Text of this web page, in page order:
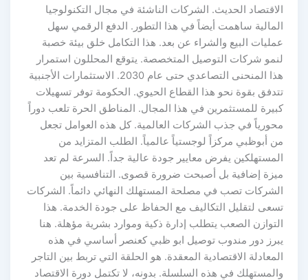
الاقتصاد الحديث. الشركات الناشئة في مجال التكنولوجيا
المالية ساهمت أيضاً في هذا التطور. الدفع الرقمي سهل
عمليات البيع والشراء عن بعد. هذا التكامل خلق بيئة خصبة
لنمو شركات التوصيل المتخصصة. يتوقع المحللون استمرار
هذا المنحنى التصاعدي حتى عام 2030. الاستثمارات الأجنبية
تتدفق بقوة نحو هذا القطاع الحيوي. الحكومة توفر تسهيلات
كبيرة للمستثمرين في هذا المجال. المناطق الحرة تلعب دوراً
محورياً في جذب الشركات العالمية. كل هذه العوامل تجعل
من أبوظبي مركزاً لوجستياً عالمياً. الطلب المتزايد من
المستهلكين يفرض معايير جودة عالية جداً. السرعة لم تعد
ميزة إضافية بل أصبحت ضرورة قصوى. التنافسية بين
الشركات تصب في مصلحة المستهلك النهائي دائماً. الشركات
تسعى لتقليل التكاليف مع الحفاظ على جودة الخدمة. هذا
التوازن الصعب يتطلب إدارة ذكية وموارد بشرية مؤهلة. هنا
يبرز دور مندوب توصيل ابو ظبي كعنصر أساسي في هذه
المعادلة الاقتصادية المعقدة. هو الحلقة التي تربط بين التاجر
والمستهلك في هذه السلسلة. بدونه، لا تكتمل دورة الاقتصاد